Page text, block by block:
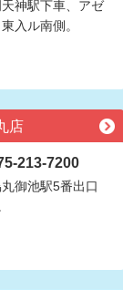
神駅下車、アゼ
入ル南側。
店
213-7200
御池駅5番出口